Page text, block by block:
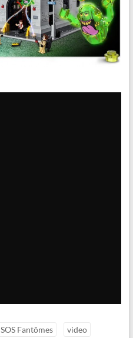
SOS Fantômes video